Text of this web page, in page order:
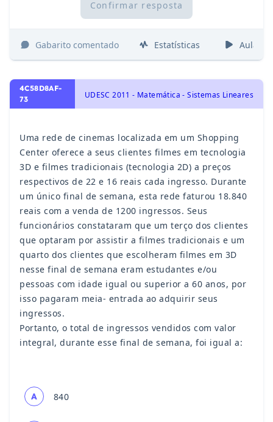
Confirmar resposta
Gabarito comentado Estatísticas Aulas
4C58D8AF-
73
UDESC 2011 - Matemática - Sistemas Lineares
Uma rede de cinemas localizada em um Shopping
Center oferece a seus clientes filmes em tecnologia
3D e filmes tradicionais (tecnologia 2D) a preços
respectivos de 22 e 16 reais cada ingresso. Durante
um único final de semana, esta rede faturou 18.840
reais com a venda de 1200 ingressos. Seus
funcionários constataram que um terço dos clientes
que optaram por assistir a filmes tradicionais e um
quarto dos clientes que escolheram filmes em 3D
nesse final de semana eram estudantes e/ou
pessoas com idade igual ou superior a 60 anos, por
isso pagaram meia- entrada ao adquirir seus
ingressos.
Portanto, o total de ingressos vendidos com valor
integral, durante esse final de semana, foi igual a:
A 840